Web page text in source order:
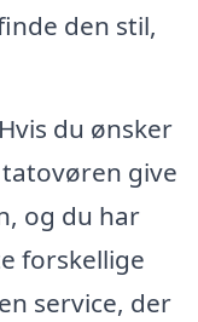
den stil,
Hvis du ønsker
give
og du har
forskellige
service, der